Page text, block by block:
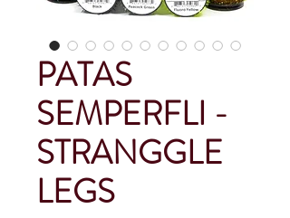
PATAS
SEMPERFLI -
STRANGGLE
LEGS